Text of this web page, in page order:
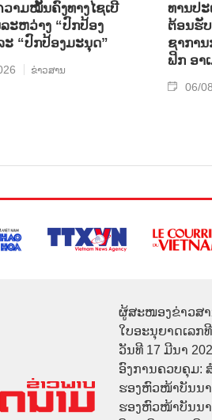
າມໝັ້ນຄົງທາງໄຊເບີ
ະຫວ່າງ “ປົກປ້ອງ
“ປົກປ້ອງມະນຸດ”
ຂ່າວສານ
ທານ​ປ
ຕ້ອນ​ຮັ
ຊາ​ກາ
ຟິກ ອາ​
06/
ຜູ້ສະໜອງຂ່າວສາ
ໃບອະນຸຍາດເລກ
ວັນທີ 17 ມີນາ
ອົງການຄວບຄຸມ:
ຮອງຫົວໜ້າບັນນ
ຮອງຫົວໜ້າບັນນາ